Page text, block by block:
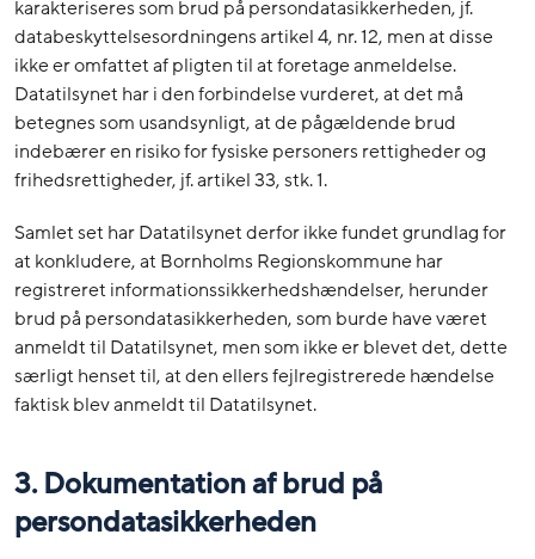
karakteriseres som brud på persondatasikkerheden, jf.
databeskyttelsesordningens artikel 4, nr. 12, men at disse
ikke er omfattet af pligten til at foretage anmeldelse.
Datatilsynet har i den forbindelse vurderet, at det må
betegnes som usandsynligt, at de pågældende brud
indebærer en risiko for fysiske personers rettigheder og
frihedsrettigheder, jf. artikel 33, stk. 1.
Samlet set har Datatilsynet derfor ikke fundet grundlag for
at konkludere, at Bornholms Regionskommune har
registreret informationssikkerhedshændelser, herunder
brud på persondatasikkerheden, som burde have været
anmeldt til Datatilsynet, men som ikke er blevet det, dette
særligt henset til, at den ellers fejlregistrerede hændelse
faktisk blev anmeldt til Datatilsynet.
3. Dokumentation af brud på
persondatasikkerheden